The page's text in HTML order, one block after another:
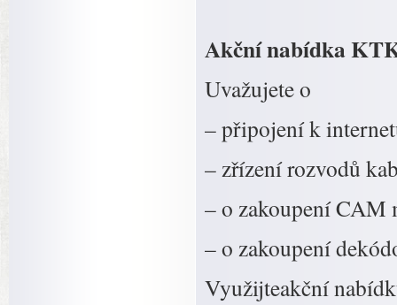
Akční nabídka
Uvažujete o
– připojení k
– zřízení rozvodů
– o zakoupení CAM
– o zakoupení
Využijteakční